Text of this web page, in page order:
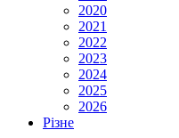
2020
2021
2022
2023
2024
2025
2026
Різне